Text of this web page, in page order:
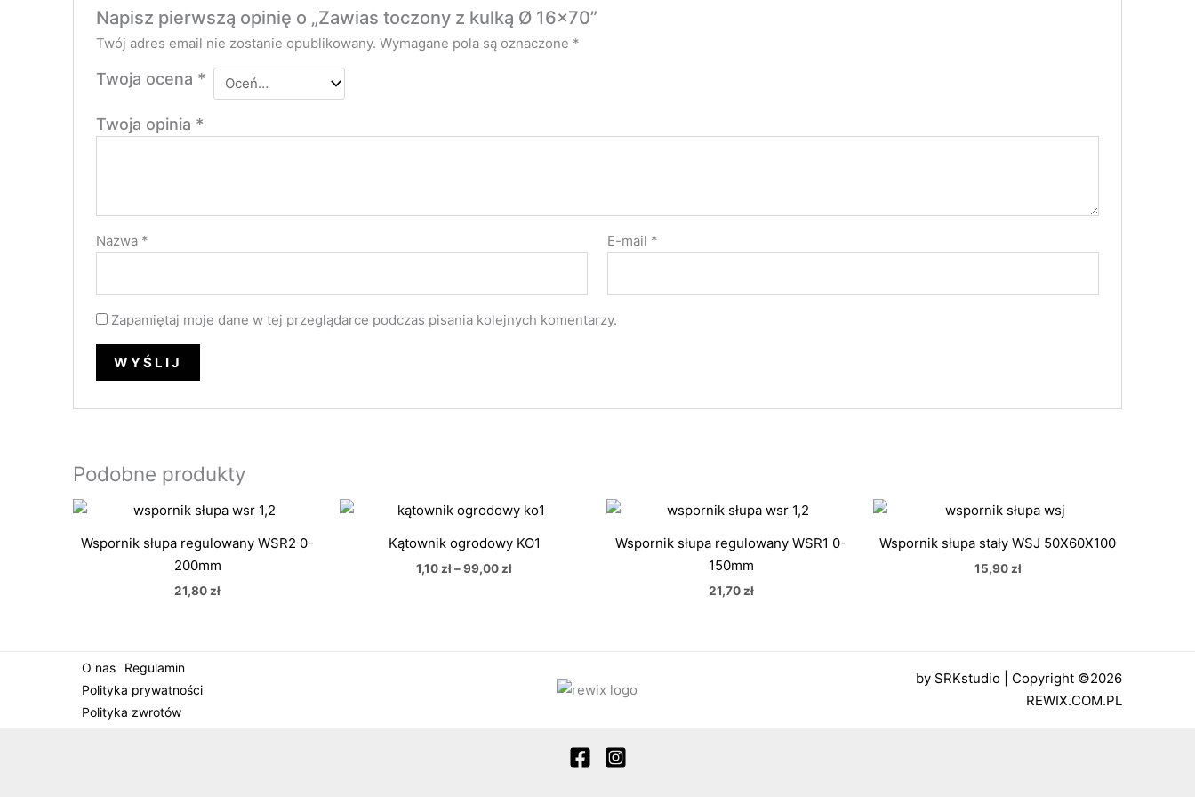
Napisz pierwszą opinię o „Zawias toczony z kulką Ø 16×70”
Twój adres email nie zostanie opublikowany. Wymagane pola są oznaczone *
Twoja ocena *
Twoja opinia *
Nazwa * E-mail *
Zapamiętaj moje dane w tej przeglądarce podczas pisania kolejnych komentarzy.
Podobne produkty
Wspornik słupa regulowany WSR2 0-
200mm
21,80 zł
Kątownik ogrodowy KO1
1,10 zł–99,00 zł
Zakres
cen:
od
1,10 zł
do
Wspornik słupa regulowany WSR1 0-
150mm
21,70 zł
Wspornik słupa stały WSJ 50X60X100
15,90 zł
O nas
Regulamin
Polityka prywatności
Polityka zwrotów
by SRKstudio | Copyright ©2026
REWIX.COM.PL